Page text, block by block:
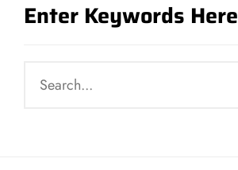
Enter Keywords Here